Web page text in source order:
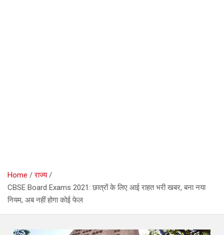
Home
राज्य
CBSE Board Exams 2021: छात्रों के लिए आई राहत भरी खबर, बना नया
नियम, अब नहीं होगा कोई फेल